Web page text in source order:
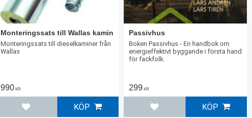
Monteringssats till Wallas kamin
Monteringssats till dieselkaminer från
Wallas
990 KR
Lägg till i favoriter
KÖP
Passivhus
Boken Passivhus - En handbok om
energieffektivt byggande i första hand
för fackfolk.
299 KR
Lägg till i favoriter
KÖP